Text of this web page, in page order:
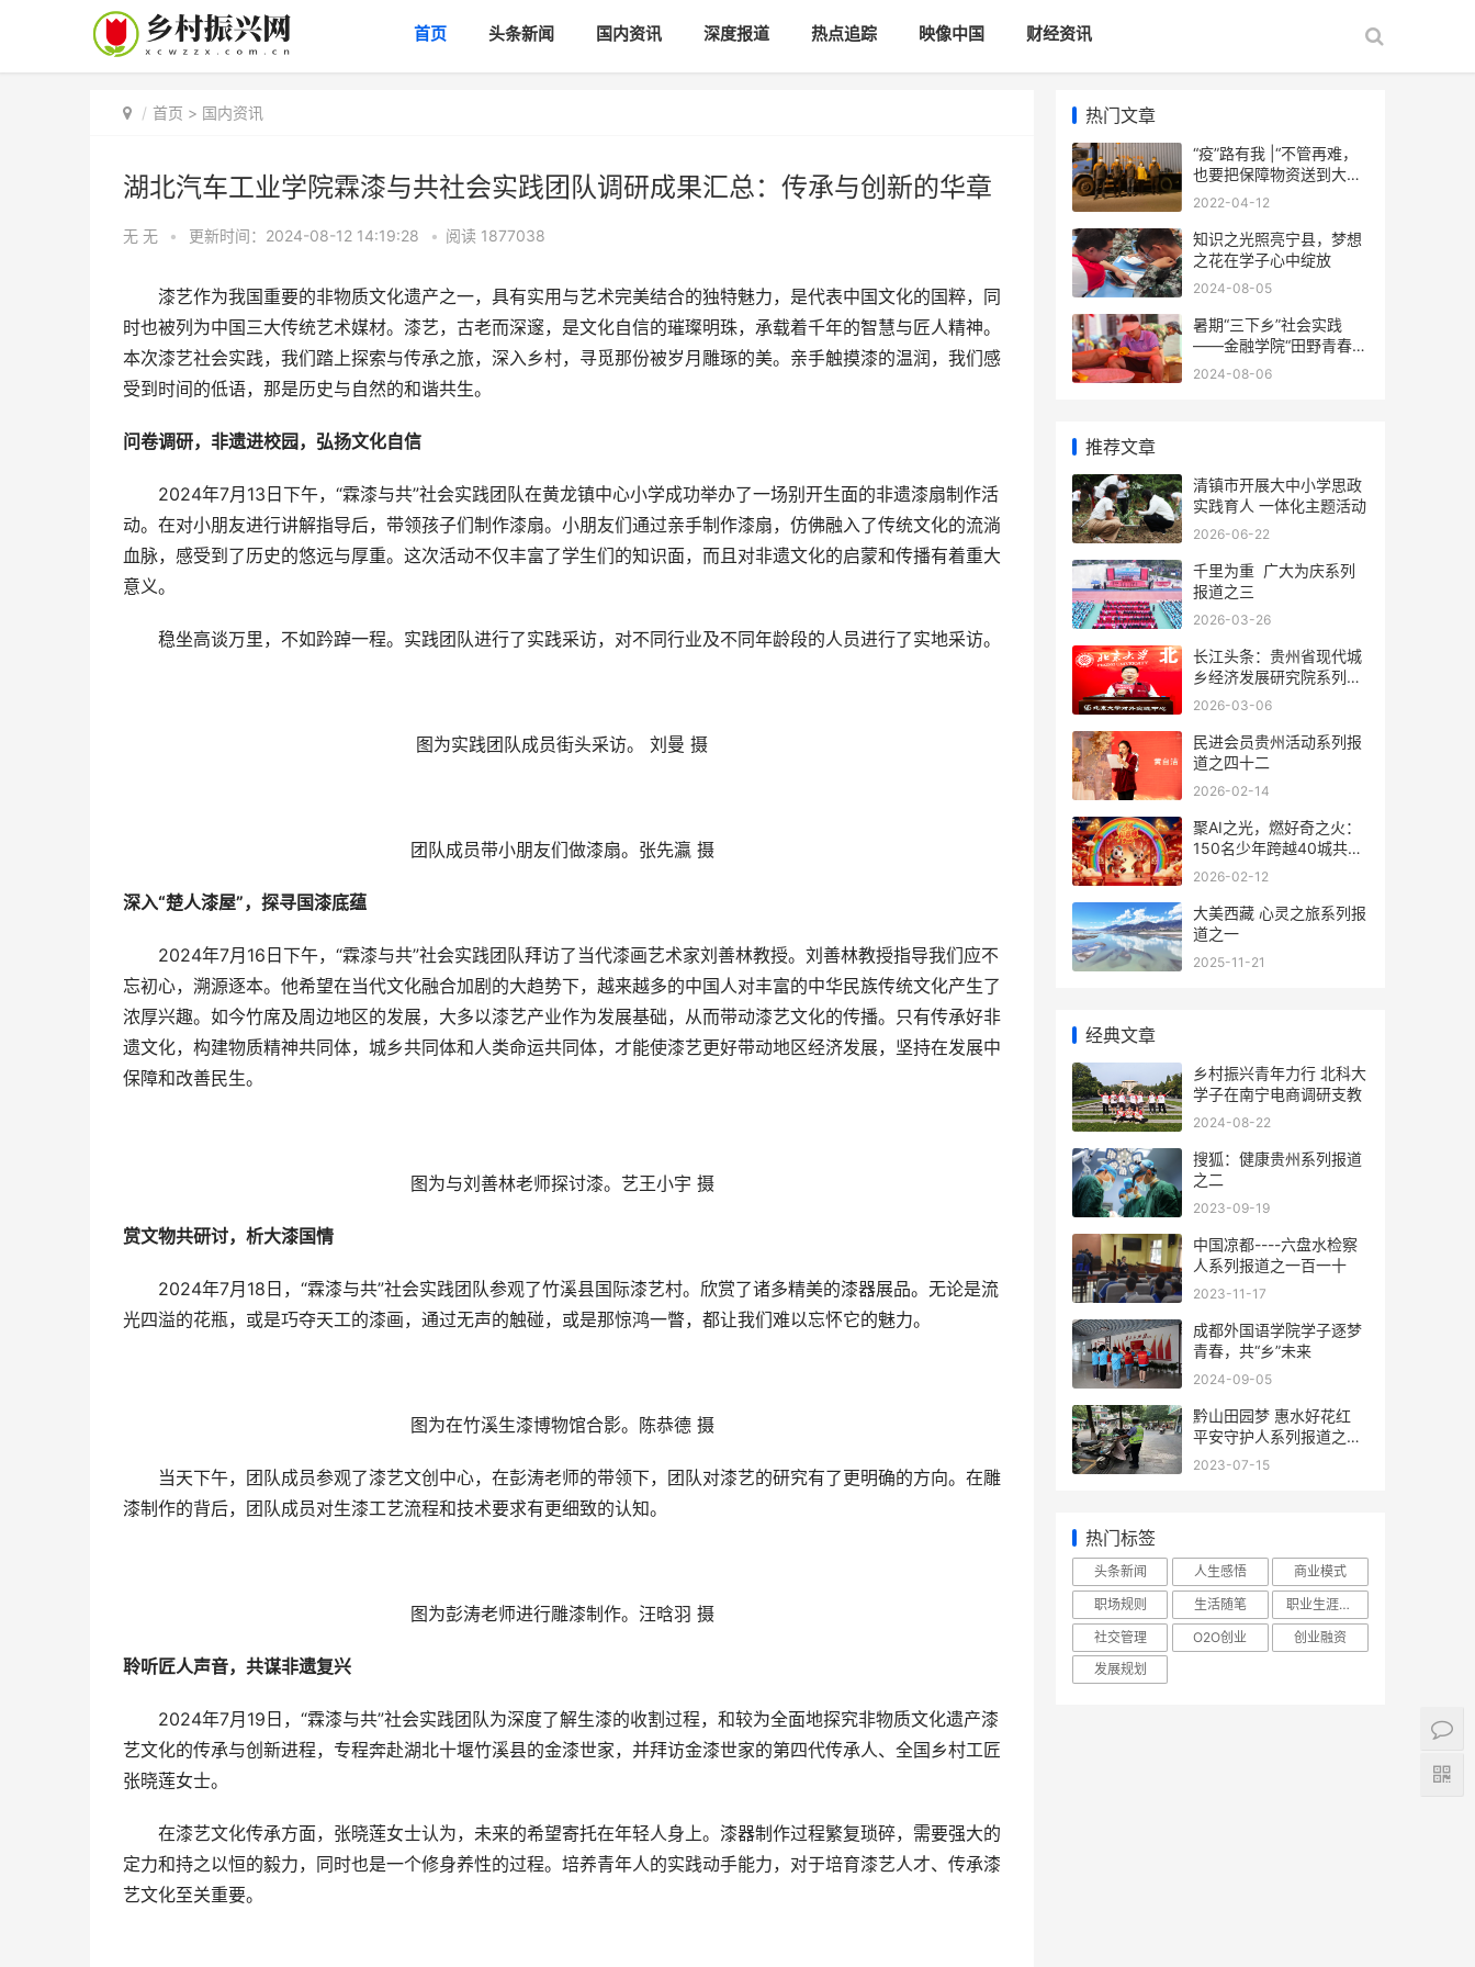
首页 头条新闻 国内资讯 深度报道 热点追踪 映像中国 财经资讯
首页 > 国内资讯
湖北汽车工业学院霖漆与共社会实践团队调研成果汇总：传承与创新的华章
无 无 • 更新时间：2024-08-12 14:19:28 • 阅读 1877038
漆艺作为我国重要的非物质文化遗产之一，具有实用与艺术完美结合的独特魅力，是代表中国文化的国粹，同
时也被列为中国三大传统艺术媒材。漆艺，古老而深邃，是文化自信的璀璨明珠，承载着千年的智慧与匠人精神。
本次漆艺社会实践，我们踏上探索与传承之旅，深入乡村，寻觅那份被岁月雕琢的美。亲手触摸漆的温润，我们感
受到时间的低语，那是历史与自然的和谐共生。
问卷调研，非遗进校园，弘扬文化自信
2024年7月13日下午，“霖漆与共”社会实践团队在黄龙镇中心小学成功举办了一场别开生面的非遗漆扇制作活
动。在对小朋友进行讲解指导后，带领孩子们制作漆扇。小朋友们通过亲手制作漆扇，仿佛融入了传统文化的流淌
血脉，感受到了历史的悠远与厚重。这次活动不仅丰富了学生们的知识面，而且对非遗文化的启蒙和传播有着重大
意义。
稳坐高谈万里，不如趻踔一程。实践团队进行了实践采访，对不同行业及不同年龄段的人员进行了实地采访。
图为实践团队成员街头采访。 刘曼 摄
团队成员带小朋友们做漆扇。张先瀛 摄
深入“楚人漆屋”，探寻国漆底蕴
2024年7月16日下午，“霖漆与共”社会实践团队拜访了当代漆画艺术家刘善林教授。刘善林教授指导我们应不
忘初心，溯源逐本。他希望在当代文化融合加剧的大趋势下，越来越多的中国人对丰富的中华民族传统文化产生了
浓厚兴趣。如今竹席及周边地区的发展，大多以漆艺产业作为发展基础，从而带动漆艺文化的传播。只有传承好非
遗文化，构建物质精神共同体，城乡共同体和人类命运共同体，才能使漆艺更好带动地区经济发展，坚持在发展中
保障和改善民生。
图为与刘善林老师探讨漆。艺王小宇 摄
赏文物共研讨，析大漆国情
2024年7月18日，“霖漆与共”社会实践团队参观了竹溪县国际漆艺村。欣赏了诸多精美的漆器展品。无论是流
光四溢的花瓶，或是巧夺天工的漆画，通过无声的触碰，或是那惊鸿一瞥，都让我们难以忘怀它的魅力。
图为在竹溪生漆博物馆合影。陈恭德 摄
当天下午，团队成员参观了漆艺文创中心，在彭涛老师的带领下，团队对漆艺的研究有了更明确的方向。在雕
漆制作的背后，团队成员对生漆工艺流程和技术要求有更细致的认知。
图为彭涛老师进行雕漆制作。汪晗羽 摄
聆听匠人声音，共谋非遗复兴
2024年7月19日，“霖漆与共”社会实践团队为深度了解生漆的收割过程，和较为全面地探究非物质文化遗产漆
艺文化的传承与创新进程，专程奔赴湖北十堰竹溪县的金漆世家，并拜访金漆世家的第四代传承人、全国乡村工匠
张晓莲女士。
在漆艺文化传承方面，张晓莲女士认为，未来的希望寄托在年轻人身上。漆器制作过程繁复琐碎，需要强大的
定力和持之以恒的毅力，同时也是一个修身养性的过程。培养青年人的实践动手能力，对于培育漆艺人才、传承漆
艺文化至关重要。
热门文章
“疫”路有我 |“不管再难，
也要把保障物资送到大家
手上”
2022-04-12
知识之光照亮宁县，梦想
之花在学子心中绽放
2024-08-05
暑期“三下乡”社会实践
——金融学院“田野青春
队”赴怀远县徐圩乡梨园村
2024-08-06
推荐文章
清镇市开展大中小学思政
实践育人 一体化主题活动
2026-06-22
千里为重 广大为庆系列
报道之三
2026-03-26
长江头条：贵州省现代城
乡经济发展研究院系列报
道之一
2026-03-06
民进会员贵州活动系列报
道之四十二
2026-02-14
聚AI之光，燃好奇之火：
150名少年跨越40城共创
首届少儿AI春晚
2026-02-12
大美西藏 心灵之旅系列报
道之一
2025-11-21
经典文章
乡村振兴青年力行 北科大
学子在南宁电商调研支教
2024-08-22
搜狐：健康贵州系列报道
之二
2023-09-19
中国凉都----六盘水检察
人系列报道之一百一十
2023-11-17
成都外国语学院学子逐梦
青春，共“乡”未来
2024-09-05
黔山田园梦 惠水好花红
平安守护人系列报道之二
百一十四
2023-07-15
热门标签
头条新闻 人生感悟
商业模式
职场规则
生活随笔
职业生涯规划
社交管理
O2O创业
创业融资
发展规划